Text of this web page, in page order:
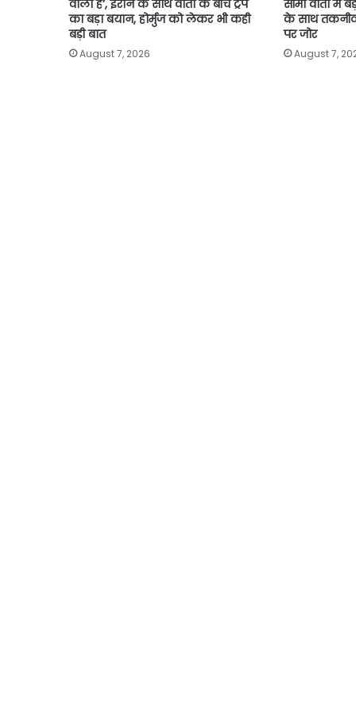
वाला है’, ईरान के साथ वार्ता के बीच ट्रंप
का बड़ा बयान, होर्मुज को लेकर भी कही
बड़ी बात
August 7, 2026
सीमा वार्ता में
के साथ
पर जोर
August 7,